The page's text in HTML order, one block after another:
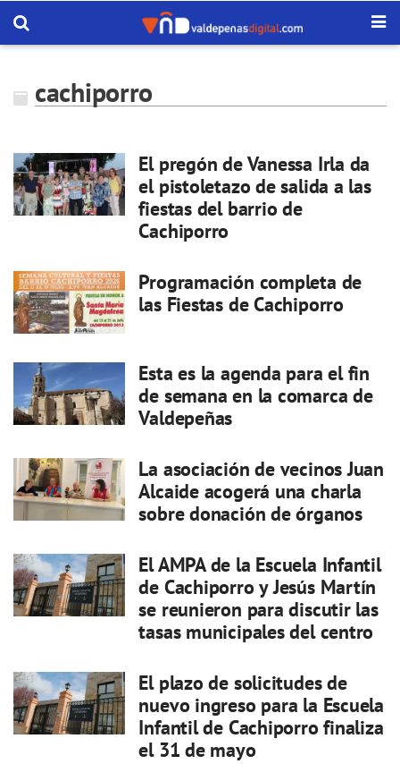
cachiporro
El pregón de Vanessa Irla da
el pistoletazo de salida a las
fiestas del barrio de
Cachiporro
Programación completa de
las Fiestas de Cachiporro
Esta es la agenda para el fin
de semana en la comarca de
Valdepeñas
La asociación de vecinos Juan
Alcaide acogerá una charla
sobre donación de órganos
El AMPA de la Escuela Infantil
de Cachiporro y Jesús Martín
se reunieron para discutir las
tasas municipales del centro
El plazo de solicitudes de
nuevo ingreso para la Escuela
Infantil de Cachiporro finaliza
el 31 de mayo